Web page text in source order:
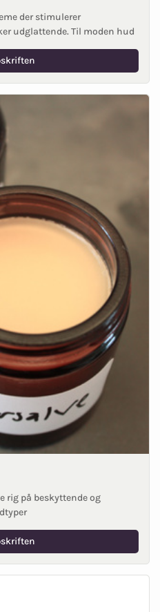
der stimulerer
udglattende. Til moden hud
rig på beskyttende og